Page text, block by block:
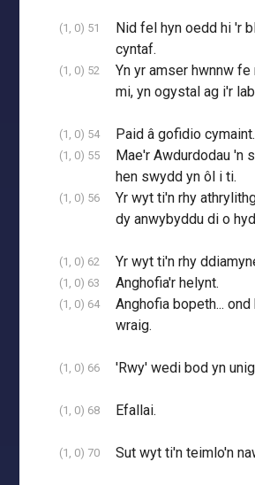
(1, 0) 51
Nid fel hyn oedd hi 'r
cyntaf.
(1, 0) 52
Yn yr amser hwnnw
mi, yn ogystal ag i'r
(1, 0) 54 Paid â gofidio cymaint.
(1, 0) 55
Mae'r Awdurdodau 'n
hen swydd yn ôl i ti.
(1, 0) 56
Yr wyt ti'n rhy
dy anwybyddu di o
(1, 0) 62 Yr wyt ti'n rhy
(1, 0) 63 Anghofia'r helynt.
(1, 0) 64
Anghofia bopeth...
wraig.
(1, 0) 66 'Rwy' wedi bod yn
(1, 0) 68 Efallai.
(1, 0) 70 Sut wyt ti'n teimlo'n